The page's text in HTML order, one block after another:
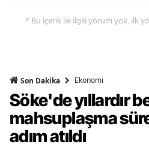
* Bu içerik ile ilgili yorum yok, ilk
Son Dakika Ekonomi
Söke'de yıllardır
mahsuplaşma
adım atıldı